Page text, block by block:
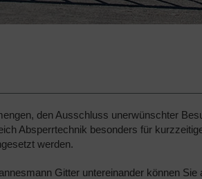
den Ausschluss unerwünschter
Absperrtechnik besonders für
werden.
Gitter untereinander können